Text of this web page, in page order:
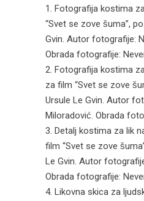
Fotografija kostima
“Svet se zove šuma”,
Gvin. Autor fotografije:
Obrada fotografije:
Fotografija kostima
za film “Svet se zove
Ursule Le Gvin. Autor
Miloradović. Obrada
Detalj kostima za lik
film “Svet se zove
Le Gvin. Autor
Obrada fotografije:
Likovna skica za